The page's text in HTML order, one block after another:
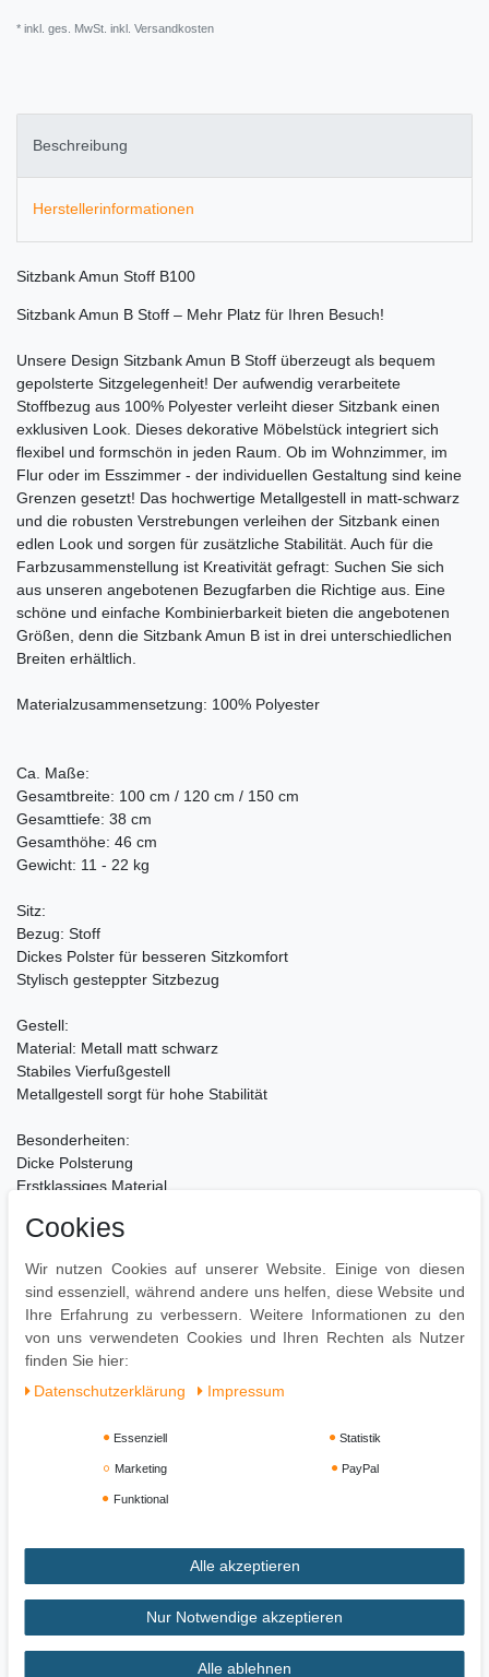
* inkl. ges. MwSt. inkl. Versandkosten
Beschreibung
Herstellerinformationen
Sitzbank Amun Stoff B100
Sitzbank Amun B Stoff – Mehr Platz für Ihren Besuch!
Unsere Design Sitzbank Amun B Stoff überzeugt als bequem
gepolsterte Sitzgelegenheit! Der aufwendig verarbeitete
Stoffbezug aus 100% Polyester verleiht dieser Sitzbank einen
exklusiven Look. Dieses dekorative Möbelstück integriert sich
flexibel und formschön in jeden Raum. Ob im Wohnzimmer, im
Flur oder im Esszimmer - der individuellen Gestaltung sind keine
Grenzen gesetzt! Das hochwertige Metallgestell in matt-schwarz
und die robusten Verstrebungen verleihen der Sitzbank einen
edlen Look und sorgen für zusätzliche Stabilität. Auch für die
Farbzusammenstellung ist Kreativität gefragt: Suchen Sie sich
aus unseren angebotenen Bezugfarben die Richtige aus. Eine
schöne und einfache Kombinierbarkeit bieten die angebotenen
Größen, denn die Sitzbank Amun B ist in drei unterschiedlichen
Breiten erhältlich.
Materialzusammensetzung: 100% Polyester
Ca. Maße:
Gesamtbreite: 100 cm / 120 cm / 150 cm
Gesamttiefe: 38 cm
Gesamthöhe: 46 cm
Gewicht: 11 - 22 kg
Sitz:
Bezug: Stoff
Dickes Polster für besseren Sitzkomfort
Stylisch gesteppter Sitzbezug
Gestell:
Material: Metall matt schwarz
Stabiles Vierfußgestell
Metallgestell sorgt für hohe Stabilität
Besonderheiten:
Dicke Polsterung
Erstklassiges Material
Leichte Verschmutzung mit feuchtem Baumwolltuch abwischen
Zur Reinigung empfehlen wir ein mit lauwarmem Wasser
angefeuchtetes Baumwolltuch
Oberflächen nur mit geeignetem Aufsatz absaugen
Impressum Daten­schutz­erklärung AGB
Widerrufs­recht Vertrag widerrufen
Cookies
Wir nutzen Cookies auf unserer Website. Einige von diesen
sind essenziell, während andere uns helfen, diese Website und
Ihre Erfahrung zu verbessern. Weitere Informationen zu den
von uns verwendeten Cookies und Ihren Rechten als Nutzer
finden Sie hier:
Daten­schutz­erklärung
Impressum
Essenziell Statistik
Marketing PayPal
Funktional
Alle akzeptieren
Nur Notwendige akzeptieren
Alle ablehnen